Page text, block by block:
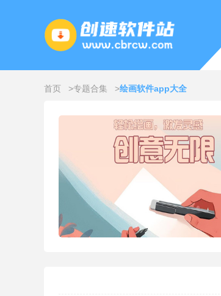
首页 专题合集 绘画软件app大全